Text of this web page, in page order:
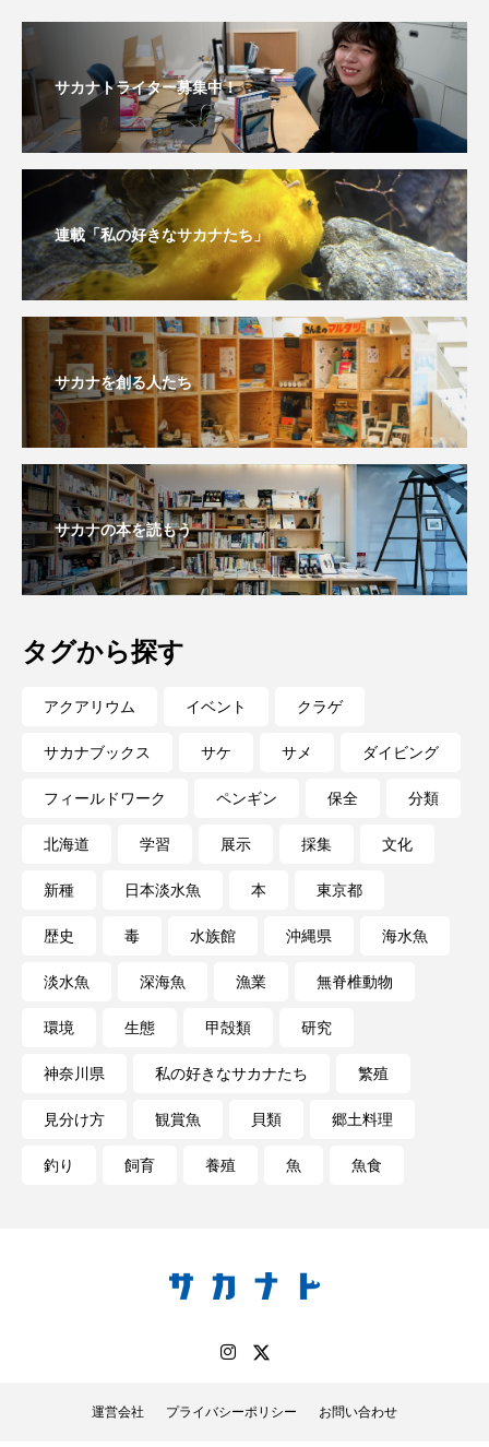
サカナトライター募集中！
連載「私の好きなサカナたち」
サカナを創る人たち
サカナの本を読もう
タグから探す
アクアリウム イベント クラゲ
サカナブックス サケ サメ ダイビング
フィールドワーク ペンギン 保全 分類
北海道 学習 展示 採集 文化
新種 日本淡水魚 本 東京都
歴史 毒 水族館 沖縄県 海水魚
淡水魚 深海魚 漁業 無脊椎動物
環境 生態 甲殻類 研究
神奈川県 私の好きなサカナたち 繁殖
見分け方 観賞魚 貝類 郷土料理
釣り 飼育 養殖 魚 魚食
運営会社 プライバシーポリシー お問い合わせ